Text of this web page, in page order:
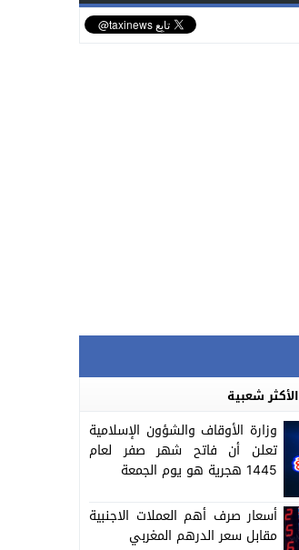
الأكثر شعبية
وزارة الأوقاف والشؤون الإسلامية
تعلن أن فاتح شهر صفر لعام
1445 هجرية هو يوم الجمعة
أسعار صرف أهم العملات الاجنبية
مقابل سعر الدرهم المغربي